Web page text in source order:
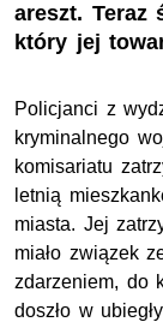
areszt. Teraz
który jej
Policjanci z
kryminalnego
komisariatu
letnią
miasta. Jej
miało związek
zdarzeniem, do
doszło w